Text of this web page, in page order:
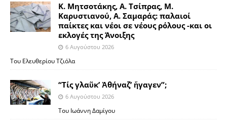
Κ. Μητσοτάκης, Α. Τσίπρας, Μ.
Καρυστιανού, Α. Σαμαράς: παλαιοί
παίκτες και νέοι σε νέους ρόλους -και οι
εκλογές της Άνοιξης
6 Αυγούστου 2026
Του Ελευθερίου Τζιόλα
“Τίς γλαῦκ’ Ἀθήναζ’ ἤγαγεν”;
6 Αυγούστου 2026
Του Ιωάννη Δαμίγου